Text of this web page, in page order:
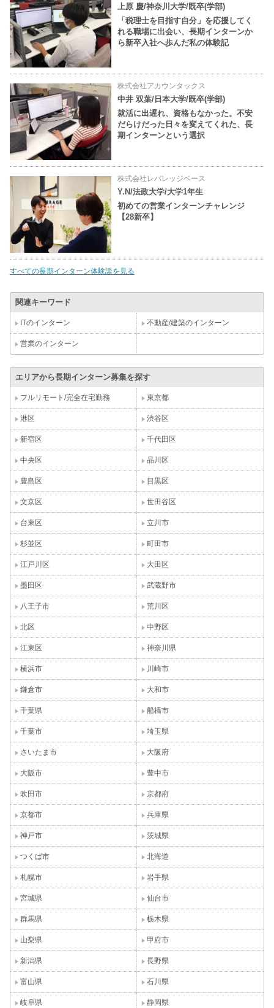
上原 慶/神奈川大学/既卒(学部)
「税理士を目指す自分」を応援してく
れる職場に出会い、長期インターンか
ら新卒入社へ歩んだ私の体験記
株式会社アカウンタックス
中井 双葉/日本大学/既卒(学部)
就活に出遅れ、資格もなかった。不安
だらけだった日々を変えてくれた、長
期インターンという選択
株式会社レバレッジベース
Y.N/法政大学/大学1年生
初めての営業インターンチャレンジ
【28新卒】
すべての長期インターン体験談を見る
関連キーワード
ITのインターン 不動産/建築のインターン
営業のインターン
エリアから長期インターン募集を探す
フルリモート/完全在宅勤務 東京都
港区 渋谷区
新宿区 千代田区
中央区 品川区
豊島区 目黒区
文京区 世田谷区
台東区 立川市
杉並区 町田市
江戸川区 大田区
墨田区 武蔵野市
八王子市 荒川区
北区 中野区
江東区 神奈川県
横浜市 川崎市
鎌倉市 大和市
千葉県 船橋市
千葉市 埼玉県
さいたま市 大阪府
大阪市 豊中市
吹田市 京都府
京都市 兵庫県
神戸市 茨城県
つくば市 北海道
札幌市 岩手県
宮城県 仙台市
群馬県 栃木県
山梨県 甲府市
新潟県 長野県
富山県 石川県
岐阜県 静岡県